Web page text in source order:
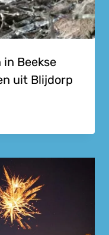
Beekse
uit Blijdorp